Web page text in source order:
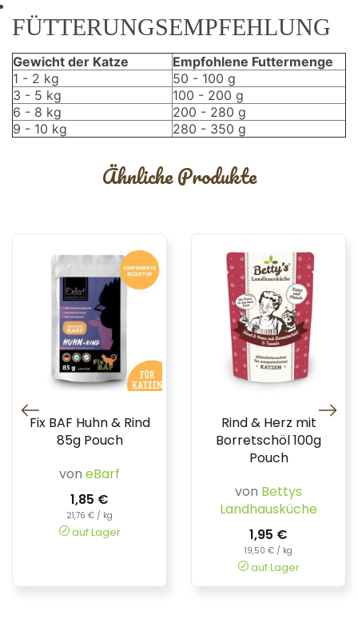
FÜTTERUNGSEMPFEHLUNG
Gewicht der Katze
Empfohlene Futtermenge
1 - 2 kg
50 - 100 g
3 - 5 kg
100 - 200 g
6 - 8 kg
200 - 280 g
9 - 10 kg
280 - 350 g
Ähnliche Produkte
Fix BAF Huhn & Rind
85g Pouch
von eBarf
1,85 €
21,76 € / kg
auf Lager
Rind & Herz mit
Borretschöl 100g
Pouch
von Bettys
Landhausküche
1,95 €
19,50 € / kg
auf Lager